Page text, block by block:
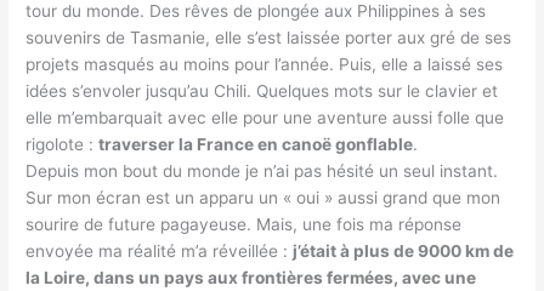
tour du monde. Des rêves de plongée aux Philippines à ses
souvenirs de Tasmanie, elle s’est laissée porter aux gré de ses
projets masqués au moins pour l’année. Puis, elle a laissé ses
idées s’envoler jusqu’au Chili. Quelques mots sur le clavier et
elle m’embarquait avec elle pour une aventure aussi folle que
rigolote :traverser la France en canoë gonflable.
Depuis mon bout du monde je n’ai pas hésité un seul instant.
Sur mon écran est un apparu un « oui » aussi grand que mon
sourire de future pagayeuse. Mais, une fois ma réponse
envoyée ma réalité m’a réveillée : j’était à plus de 9000 km de
la Loire, dans un pays aux frontières fermées, avec une